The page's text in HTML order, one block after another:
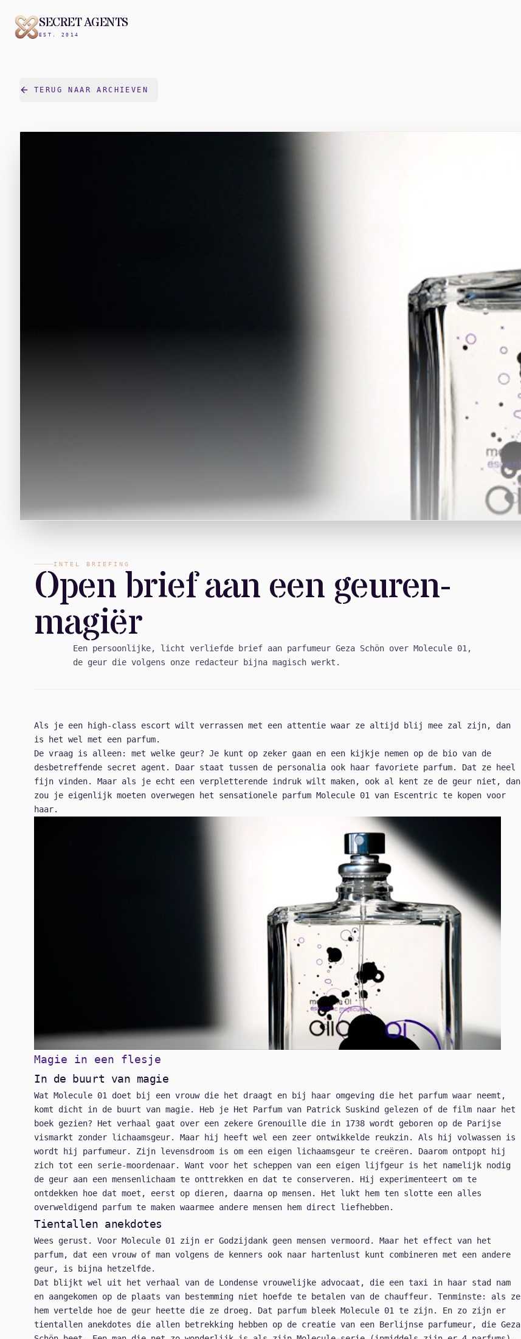
SECRET AGENTS
EST. 2014
TERUG NAAR ARCHIEVEN
INTEL BRIEFING
Open brief aan een geuren-
magiër
Een persoonlijke, licht verliefde brief aan parfumeur Geza Schön over Molecule 01,
de geur die volgens onze redacteur bijna magisch werkt.
Als je een high-class escort wilt verrassen met een attentie waar ze altijd blij mee zal zijn, dan
is het wel met een parfum.
De vraag is alleen: met welke geur? Je kunt op zeker gaan en een kijkje nemen op de bio van de
desbetreffende secret agent. Daar staat tussen de personalia ook haar favoriete parfum. Dat ze heel
fijn vinden. Maar als je echt een verpletterende indruk wilt maken, ook al kent ze de geur niet, dan
zou je eigenlijk moeten overwegen het sensationele parfum Molecule 01 van Escentric te kopen voor
haar.
Magie in een flesje
In de buurt van magie
Wat Molecule 01 doet bij een vrouw die het draagt en bij haar omgeving die het parfum waar neemt,
komt dicht in de buurt van magie. Heb je Het Parfum van Patrick Suskind gelezen of de film naar het
boek gezien? Het verhaal gaat over een zekere Grenouille die in 1738 wordt geboren op de Parijse
vismarkt zonder lichaamsgeur. Maar hij heeft wel een zeer ontwikkelde reukzin. Als hij volwassen is
wordt hij parfumeur. Zijn levensdroom is om een eigen lichaamsgeur te creëren. Daarom ontpopt hij
zich tot een serie-moordenaar. Want voor het scheppen van een eigen lijfgeur is het namelijk nodig
de geur aan een mensenlichaam te onttrekken en dat te conserveren. Hij experimenteert om te
ontdekken hoe dat moet, eerst op dieren, daarna op mensen. Het lukt hem ten slotte een alles
overweldigend parfum te maken waarmee andere mensen hem direct liefhebben.
Tientallen anekdotes
Wees gerust. Voor Molecule 01 zijn er Godzijdank geen mensen vermoord. Maar het effect van het
parfum, dat een vrouw of man volgens de kenners ook naar hartenlust kunt combineren met een andere
geur, is bijna hetzelfde.
Dat blijkt wel uit het verhaal van de Londense vrouwelijke advocaat, die een taxi in haar stad nam
en aangekomen op de plaats van bestemming niet hoefde te betalen van de chauffeur. Tenminste: als ze
hem vertelde hoe de geur heette die ze droeg. Dat parfum bleek Molecule 01 te zijn. En zo zijn er
tientallen anekdotes die allen betrekking hebben op de creatie van een Berlijnse parfumeur, die Geza